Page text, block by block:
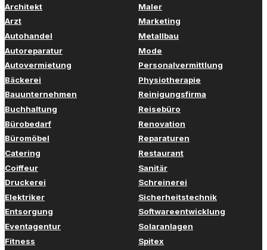
Architekt
Arzt
Autohandel
Autoreparatur
Autovermietung
Bäckerei
Bauunternehmen
Buchhaltung
Bürobedarf
Büromöbel
Catering
Coiffeur
Druckerei
Elektriker
Entsorgung
Eventagentur
Fitness
Maler
Marketing
Metallbau
Mode
Personalvermittlung
Physiotherapie
Reinigungsfirma
Reisebüro
Renovation
Reparaturen
Restaurant
Sanitär
Schreinerei
Sicherheitstechnik
Softwareentwicklung
Solaranlagen
Spitex